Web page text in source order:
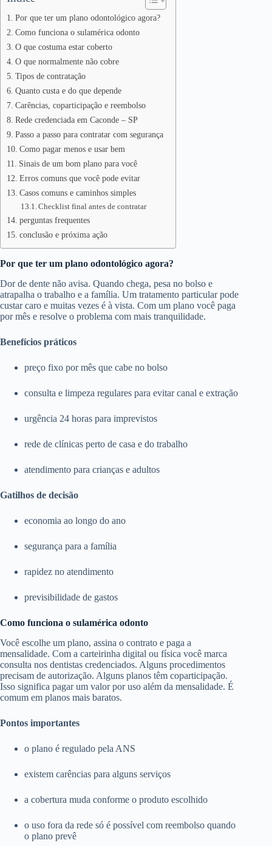
Por que ter um plano odontológico agora?
Como funciona o sulamérica odonto
O que costuma estar coberto
O que normalmente não cobre
Tipos de contratação
Quanto custa e do que depende
Carências, coparticipação e reembolso
Rede credenciada em Caconde – SP
Passo a passo para contratar com segurança
Como pagar menos e usar bem
Sinais de um bom plano para você
Erros comuns que você pode evitar
Casos comuns e caminhos simples
Checklist final antes de contratar
perguntas frequentes
conclusão e próxima ação
Por que ter um plano odontológico agora?
Dor de dente não avisa. Quando chega, pesa no bolso e
atrapalha o trabalho e a família. Um tratamento particular pode
custar caro e muitas vezes é à vista. Com um plano você paga
por mês e resolve o problema com mais tranquilidade.
Benefícios práticos
preço fixo por mês que cabe no bolso
consulta e limpeza regulares para evitar canal e extração
urgência 24 horas para imprevistos
rede de clínicas perto de casa e do trabalho
atendimento para crianças e adultos
Gatilhos de decisão
economia ao longo do ano
segurança para a família
rapidez no atendimento
previsibilidade de gastos
Como funciona o sulamérica odonto
Você escolhe um plano, assina o contrato e paga a
mensalidade. Com a carteirinha digital ou física você marca
consulta nos dentistas credenciados. Alguns procedimentos
precisam de autorização. Alguns planos têm coparticipação.
Isso significa pagar um valor por uso além da mensalidade. É
comum em planos mais baratos.
Pontos importantes
o plano é regulado pela ANS
existem carências para alguns serviços
a cobertura muda conforme o produto escolhido
o uso fora da rede só é possível com reembolso quando
o plano prevê